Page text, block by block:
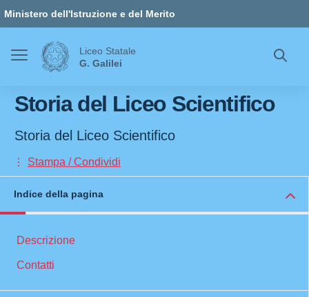
Ministero dell'Istruzione e del Merito
Liceo Statale
G. Galilei
Storia del Liceo Scientifico
Storia del Liceo Scientifico
Stampa / Condividi
Indice della pagina
Descrizione
Contatti